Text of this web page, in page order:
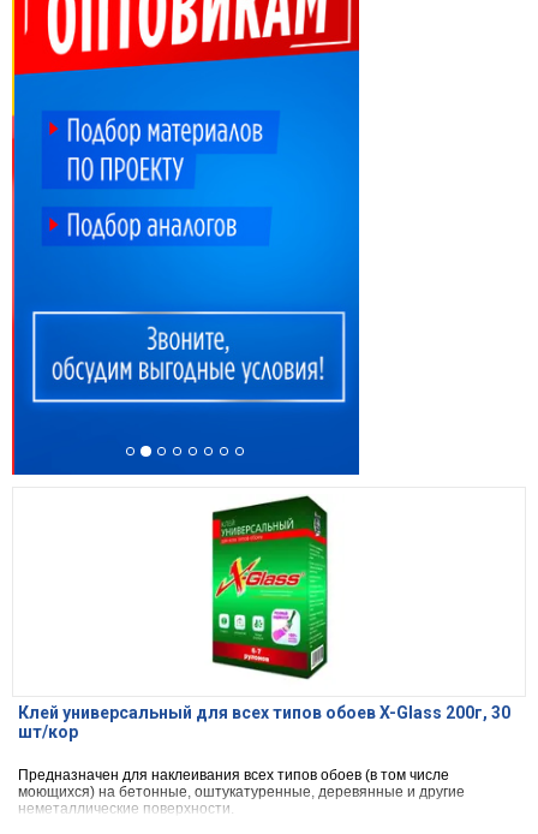
Клей универсальный для всех типов обоев X-Glass 200г, 30
шт/кор
Предназначен для наклеивания всех типов обоев (в том числе
моющихся) на бетонные, оштукатуренные, деревянные и другие
неметаллические поверхности.